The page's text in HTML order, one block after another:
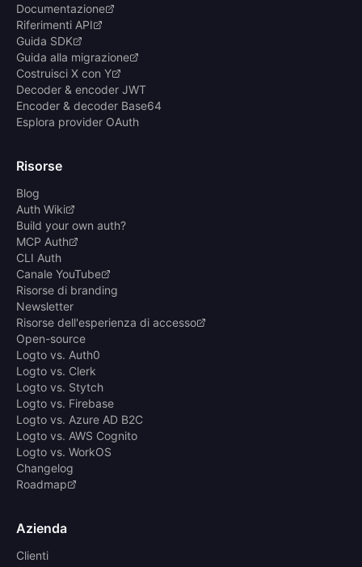
Documentazione
Riferimenti API
Guida SDK
Guida alla migrazione
Costruisci X con Y
Decoder & encoder JWT
Encoder & decoder Base64
Esplora provider OAuth
Risorse
Blog
Auth Wiki
Build your own auth?
MCP Auth
CLI Auth
Canale YouTube
Risorse di branding
Newsletter
Risorse dell'esperienza di accesso
Open-source
Logto vs. Auth0
Logto vs. Clerk
Logto vs. Stytch
Logto vs. Firebase
Logto vs. Azure AD B2C
Logto vs. AWS Cognito
Logto vs. WorkOS
Changelog
Roadmap
Azienda
Clienti